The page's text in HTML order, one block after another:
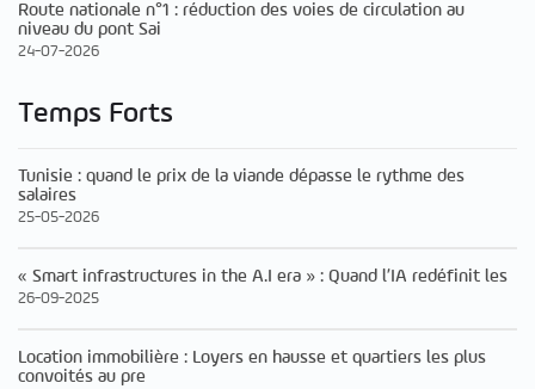
Route nationale n°1 : réduction des voies de circulation au
niveau du pont Sai
24-07-2026
Temps Forts
Tunisie : quand le prix de la viande dépasse le rythme des
salaires
25-05-2026
« Smart infrastructures in the A.I era » : Quand l’IA redéfinit les
26-09-2025
Location immobilière : Loyers en hausse et quartiers les plus
convoités au pre